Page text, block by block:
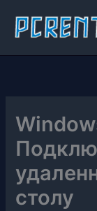
содержимому
столу